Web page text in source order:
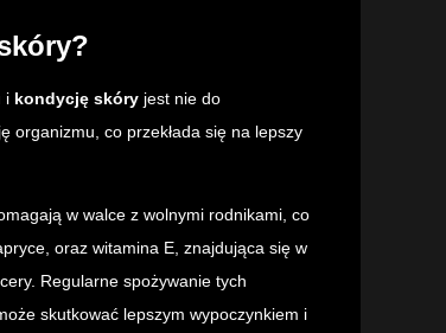
i kondycję skóry jest nie do
organizmu, co przekłada się na lepszy
w walce z wolnymi rodnikami, co
oraz witamina E, znajdująca się w
Regularne spożywanie tych
skutkować lepszym wypoczynkiem i